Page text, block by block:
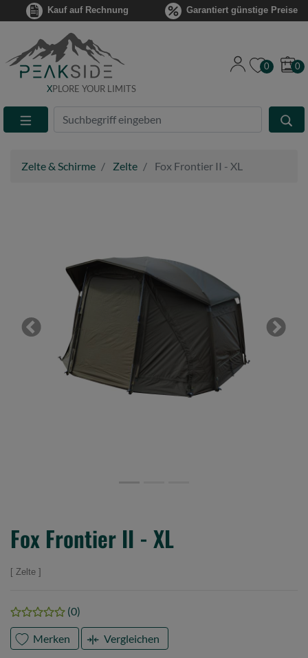
Kauf auf Rechnung Garantiert günstige Preise
XPLORE YOUR LIMITS
Suche
Eingabefeld
0 0
Zelte & Schirme Zelte Fox Frontier II - XL
Previous Next
Fox Frontier II - XL
Zelte
(0)
Merken Vergleichen